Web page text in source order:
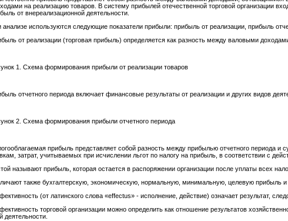
на реализацию товаров. В систему прибылей отечественной торговой организации
от внереализационной деятельности.
анализе используются следующие показатели прибыли: прибыль от реализации, прибыль
от реализации (торговая прибыль) определяется как разность между валовыми
1. Схема формирования прибыли от реализации товаров
отчетного периода включает финансовые результаты от реализации и других видов
2. Схема формирования прибыли отчетного периода
прибыль представляет собой разность между прибылью отчетного периода
затрат, учитываемых при исчислении льгот по налогу на прибыль, в соответствии с
называют прибыль, которая остается в распоряжении организации после уплаты всех
также бухгалтерскую, экономическую, нормальную, минимальную, целевую прибыль и
(от латинского слова «effectus» - исполнение, действие) означает результат,
торговой организации можно определить как отношение результатов
деятельности.